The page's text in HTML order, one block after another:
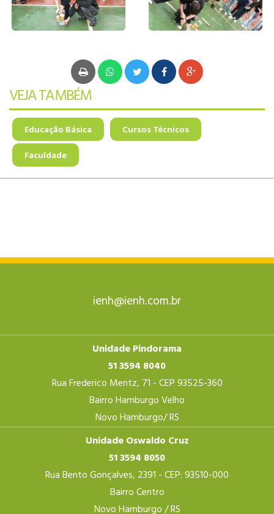
VEJA TAMBÉM
Educação Básica Cursos Técnicos
Faculdade
ienh@ienh.com.br
Unidade Pindorama
51 3594 8040
Rua Frederico Mentz, 71 - CEP 93525-360
Bairro Hamburgo Velho
Novo Hamburgo/ RS
Unidade Oswaldo Cruz
51 3594 8050
Rua Bento Gonçalves, 2391 - CEP: 93510-000
Bairro Centro
Novo Hamburgo / RS